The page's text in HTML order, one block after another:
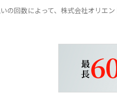
の回数によって、株式会社オリエ